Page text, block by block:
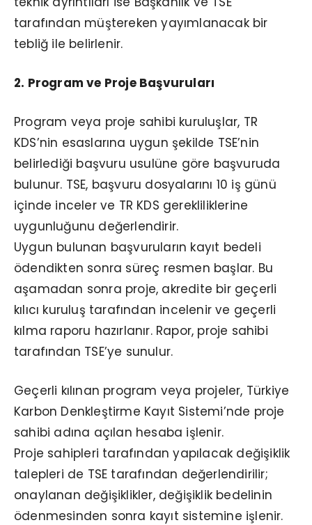
tarafından müştereken yayımlanacak bir
tebliğ ile belirlenir.
2. Program ve Proje Başvuruları
Program veya proje sahibi kuruluşlar, TR
KDS’nin esaslarına uygun şekilde TSE’nin
belirlediği başvuru usulüne göre başvuruda
bulunur. TSE, başvuru dosyalarını 10 iş günü
içinde inceler ve TR KDS gerekliliklerine
uygunluğunu değerlendirir.
Uygun bulunan başvuruların kayıt bedeli
ödendikten sonra süreç resmen başlar. Bu
aşamadan sonra proje, akredite bir geçerli
kılıcı kuruluş tarafından incelenir ve geçerli
kılma raporu hazırlanır. Rapor, proje sahibi
tarafından TSE’ye sunulur.
Geçerli kılınan program veya projeler, Türkiye
Karbon Denkleştirme Kayıt Sistemi’nde proje
sahibi adına açılan hesaba işlenir.
Proje sahipleri tarafından yapılacak değişiklik
talepleri de TSE tarafından değerlendirilir;
onaylanan değişiklikler, değişiklik bedelinin
ödenmesinden sonra kayıt sistemine işlenir.